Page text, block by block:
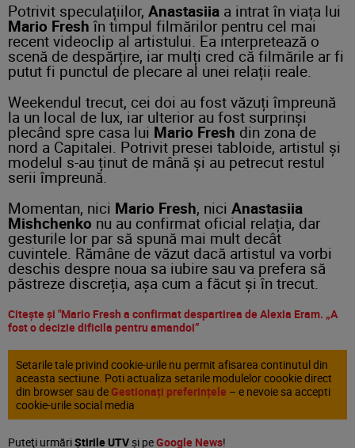
Potrivit speculațiilor, Anastasiia a intrat în viața lui
Mario Fresh în timpul filmărilor pentru cel mai
recent videoclip al artistului. Ea interpretează o
scenă de despărțire, iar mulți cred că filmările ar fi
putut fi punctul de plecare al unei relații reale.
Weekendul trecut, cei doi au fost văzuți împreună
la un local de lux, iar ulterior au fost surprinși
plecând spre casa lui Mario Fresh din zona de
nord a Capitalei. Potrivit presei tabloide, artistul și
modelul s-au ținut de mână și au petrecut restul
serii împreună.
Momentan, nici Mario Fresh, nici Anastasiia
Mishchenko nu au confirmat oficial relația, dar
gesturile lor par să spună mai mult decât
cuvintele. Rămâne de văzut dacă artistul va vorbi
deschis despre noua sa iubire sau va prefera să
păstreze discreția, așa cum a făcut și în trecut.
Citește și "Mario Fresh a confirmat despartirea de Alexia Eram. „A
fost o decizie dificila pentru amandoi”
Setarile tale privind cookie-urile nu permit afisarea continutul din
aceasta sectiune. Poti actualiza setarile modulelor coookie direct
din browser sau de Gestionați preferințele – e nevoie sa accepti
cookie-urile social media
Puteţi urmăriȘtirile UTVşi peGoogle News!